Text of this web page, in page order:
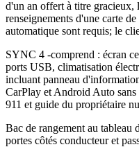
d'un an offert à titre gracieux,
renseignements d'une carte
automatique sont requis; le
SYNC 4 -comprend : écran
ports USB, climatisation
incluant panneau
CarPlay et Android Auto
911 et guide du propriétaire
Bac de rangement au tableau
portes côtés conducteur et